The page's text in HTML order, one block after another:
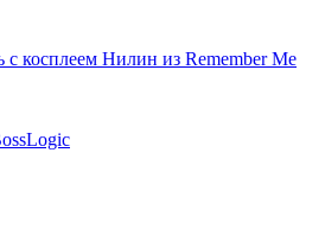
с косплеем Нилин из Remember Me